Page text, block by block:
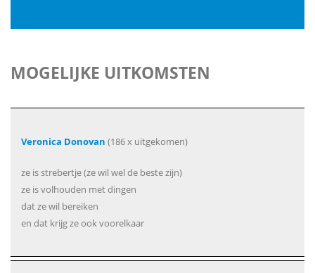
MOGELIJKE UITKOMSTEN
Veronica Donovan (186 x uitgekomen)
ze is strebertje (ze wil wel de beste zijn)
ze is volhouden met dingen
dat ze wil bereiken
en dat krijg ze ook voorelkaar